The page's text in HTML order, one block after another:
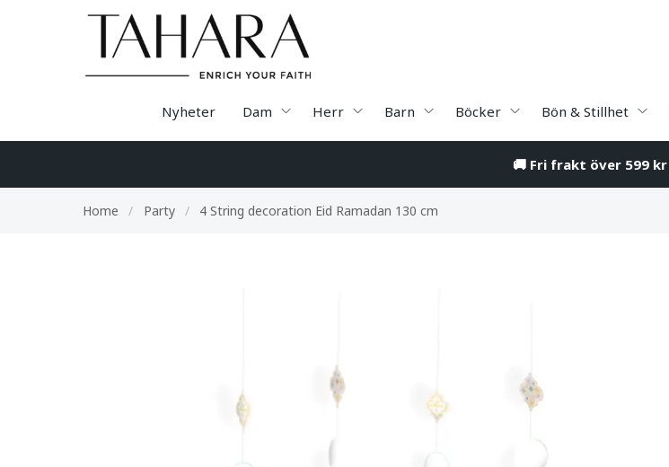
Nyheter Dam Herr Barn Böcker Bön & Stillhet
🚚 Fri frakt över 599 kr
Home / Party / 4 String decoration Eid Ramadan 130 cm